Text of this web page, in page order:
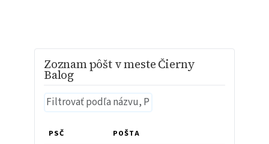
Zoznam pôšt v meste Čierny
Balog
PSČ POŠTA